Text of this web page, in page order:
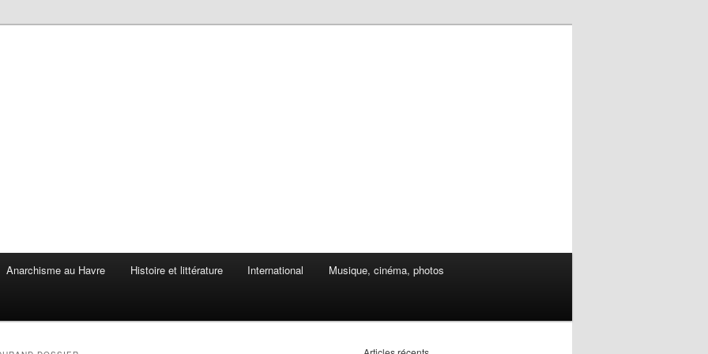
Anarchisme au Havre Histoire et littérature International Musique, cinéma, photos